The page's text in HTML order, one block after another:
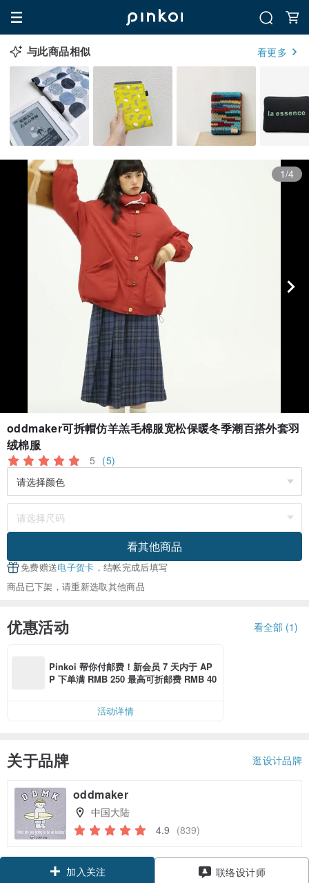
与此商品相似 看更多
1/4
oddmaker可拆帽仿羊羔毛棉服宽松保暖冬季潮百搭外套羽
绒棉服
5 (5)
看其他商品
免费赠送电子贺卡 ，结帐完成后填写
商品已下架，请重新选取其他商品
优惠活动 看全部 (1)
Pinkoi 帮你付邮费！新会员 7 天内于 AP
P 下单满 RMB 250 最高可折邮费 RMB 40
活动详情
关于品牌 逛设计品牌
oddmaker
中国大陆
4.9 (839)
加入关注 联络设计师